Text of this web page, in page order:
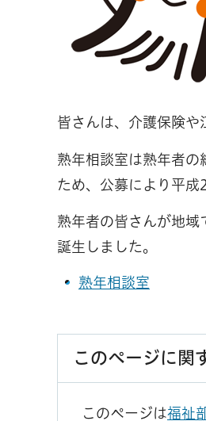
皆さんは、介護保険や
熟年相談室は熟年者の
ため、公募により平
熟年者の皆さんが地域
誕生しました。
熟年相談室
このページに関
このページは福祉